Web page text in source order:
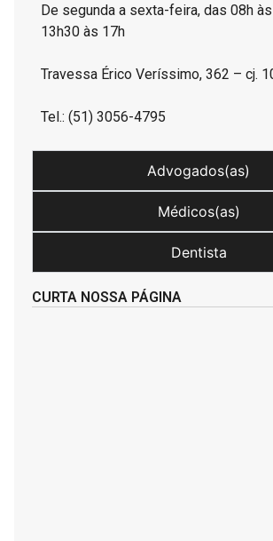
De segunda a sexta-feira, das 08h
13h30 às 17h
Travessa Érico Veríssimo, 362 – cj.
Tel.: (51) 3056-4795
Advogados(as)
Médicos(as)
Dentista
CURTA NOSSA PÁGINA